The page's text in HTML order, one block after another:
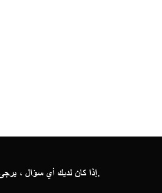
إذا كان لديك أي سؤال ، يرجى الاتصال بنا.